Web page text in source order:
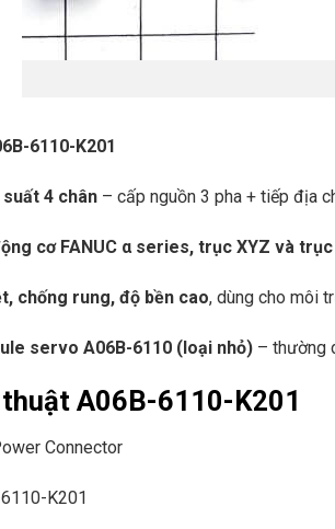
6110-K201
4 chân– cấp nguồn 3 pha + tiếp địa
cơ FANUC α series, trục XYZ và
chống rung, độ bền cao, dùng cho môi
servo A06B-6110 (loại nhỏ)– thường
A06B-6110-K201
Connector
K201